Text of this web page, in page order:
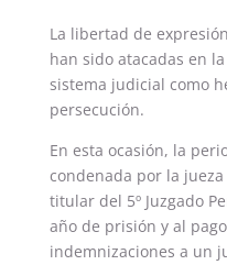
La libertad de
han sido atacadas en
sistema judicial como
persecución.
En esta ocasión, la
condenada por la
titular del 5º Juzgado
año de prisión y al
indemnizaciones a un